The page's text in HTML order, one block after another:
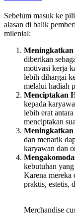
Sebelum masuk ke
alasan di balik
milenial:
diberikan
motivasi kerja
lebih dihargai
melalui hadiah
Menciptakan
kepada
lebih erat
menciptakan
Meningkatkan
dan menarik
karyawan dan
kebutuhan
Karena mereka
praktis, estetis,
Merchandise